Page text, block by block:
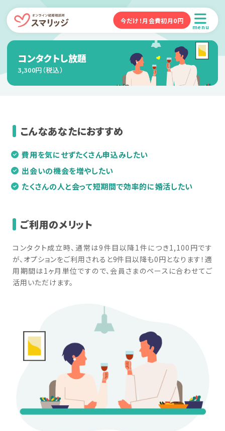
今だけ！月会費初月0円
menu
コンタクトし放題
3,300円（税込）
こんなあなたにおすすめ
費用を気にせずたくさん申込みしたい
出会いの機会を増やしたい
たくさんの人と会って短期間で効率的に婚活したい
ご利用のメリット
コンタクト成立時、通常は9件目以降1件につき1,100円です
が、オプションをご利用されると9件目以降も0円となります！適
用期間は1ヶ月単位ですので、会員さまのペースに合わせてご
活用いただけます。